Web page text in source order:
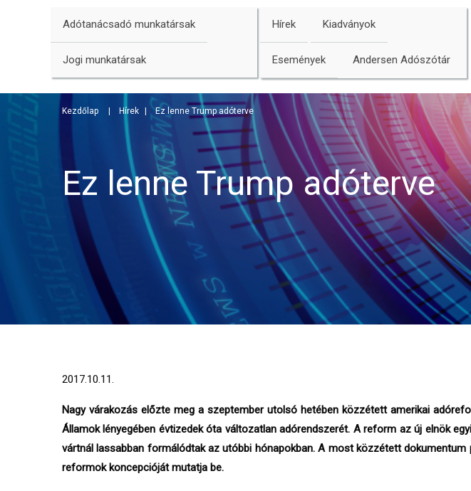
Adótanácsadó munkatársak
Jogi munkatársak
Hírek Kiadványok
Események Andersen Adószótár
Kezdőlap Hírek Ez lenne Trump adóterve
Ez lenne Trump adóterve
2017.10.11.
Nagy várakozás előzte meg a szeptember utolsó hetében közzétett amerikai
Államok lényegében évtizedek óta változatlan adórendszerét. A reform az új elnök
vártnál lassabban formálódtak az utóbbi hónapokban. A most közzétett
reformok koncepcióját mutatja be.